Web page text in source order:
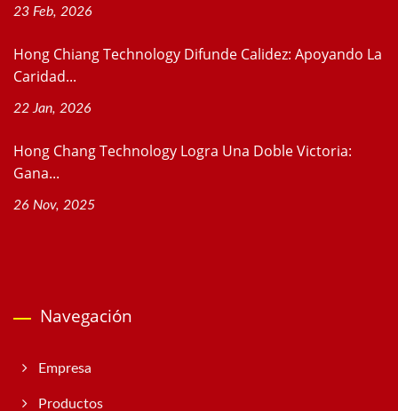
23 Feb, 2026
Hong Chiang Technology Difunde Calidez: Apoyando La
Caridad...
22 Jan, 2026
Hong Chang Technology Logra Una Doble Victoria:
Gana...
26 Nov, 2025
Navegación
Empresa
Productos